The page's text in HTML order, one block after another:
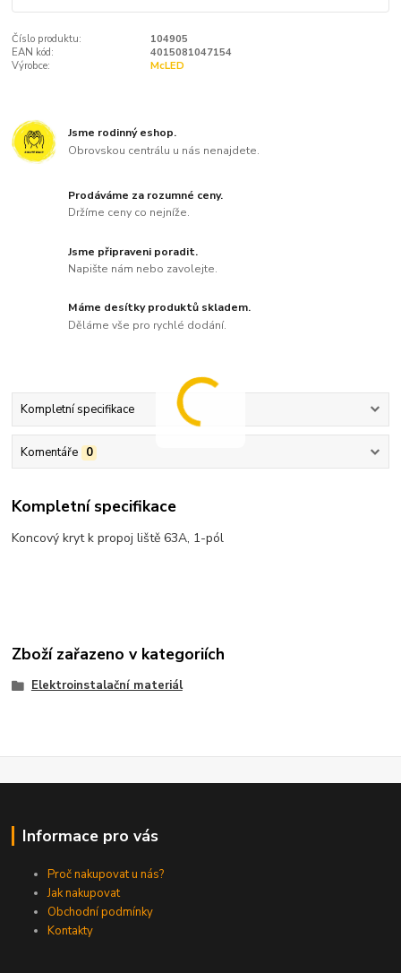
Číslo produktu:
104905
EAN kód:
4015081047154
Výrobce:
McLED
Jsme rodinný eshop.
Obrovskou centrálu u nás nenajdete.
Prodáváme za rozumné ceny.
Držíme ceny co nejníže.
Jsme připraveni poradit.
Napište nám nebo zavolejte.
Máme desítky produktů skladem.
Děláme vše pro rychlé dodání.
Kompletní specifikace
Komentáře 0
Kompletní specifikace
Koncový kryt k propoj liště 63A, 1-pól
Zboží zařazeno v kategoriích
Elektroinstalační materiál
Informace pro vás
Proč nakupovat u nás?
Jak nakupovat
Obchodní podmínky
Kontakty